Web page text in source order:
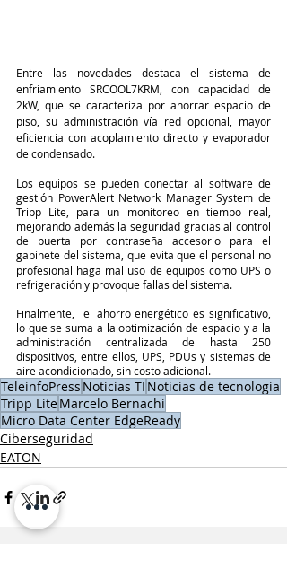
Entre las novedades destaca el sistema de
enfriamiento SRCOOL7KRM, con capacidad de
2kW, que se caracteriza por ahorrar espacio de
piso, su administración vía red opcional, mayor
eficiencia con acoplamiento directo y evaporador
de condensado.
Los equipos se pueden conectar al software de
gestión PowerAlert Network Manager System de
Tripp Lite, para un monitoreo en tiempo real,
mejorando además la seguridad gracias al control
de puerta por contraseña accesorio para el
gabinete del sistema, que evita que el personal no
profesional haga mal uso de equipos como UPS o
refrigeración y provoque fallas del sistema.
Finalmente,  el ahorro energético es significativo,
lo que se suma a la optimización de espacio y a la
administración centralizada de hasta 250
dispositivos, entre ellos, UPS, PDUs y sistemas de
aire acondicionado, sin costo adicional.
TeleinfoPress Noticias TI Noticias de tecnologia
Tripp LiteMarcelo Bernachi
Micro Data Center EdgeReady
Ciberseguridad
EATON